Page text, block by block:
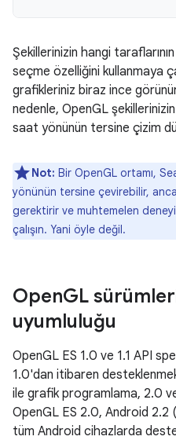
Şekillerinizin hangi
seçme özelliğini kullanmaya
grafikleriniz biraz ince
nedenle, OpenGL
saat yönünün tersine çizim
Not: Bir OpenGL ortamı,
yönünün tersine çevirebilir,
gerektirir ve muhtemelen
çalışın. Yani öyle değil.
OpenGL
uyumluluğu
OpenGL ES 1.0 ve 1.1 API
1.0'dan itibaren
ile grafik programlama, 2.0
OpenGL ES 2.0, Android 2.2
tüm Android cihazlarda